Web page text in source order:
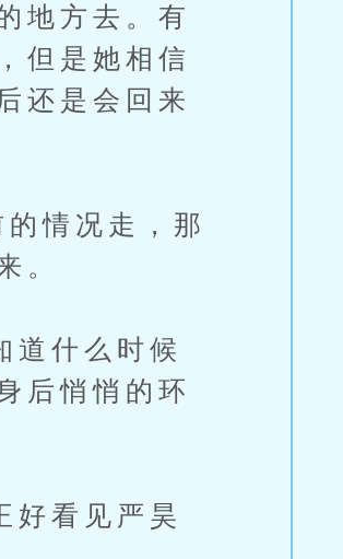
地方去。有
但是她相信
还是会回来
情况走，那
。
什么时候
后悄悄的环
看见严昊